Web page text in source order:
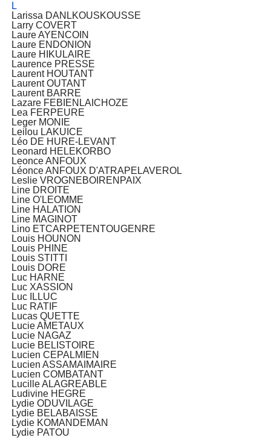
L
Larissa DANLKOUSKOUSSE
Larry COVERT
Laure AYENCOIN
Laure ENDONION
Laure HIKULAIRE
Laurence PRESSE
Laurent HOUTANT
Laurent OUTANT
Laurent BARRE
Lazare FEBIENLAICHOZE
Lea FERPEURE
Leger MONIE
Leilou LAKUICE
Léo DE HURE-LEVANT
Leonard HELEKORBO
Leonce ANFOUX
Léonce ANFOUX D'ATRAPELAVEROL
Leslie VROGNEBOIRENPAIX
Line DROITE
Line O'LEOMME
Line HALATION
Line MAGINOT
Lino ETCARPETENTOUGENRE
Louis HOUNON
Louis PHINE
Louis STITTI
Louis DORE
Luc HARNE
Luc XASSION
Luc ILLUC
Luc RATIF
Lucas QUETTE
Lucie AMETAUX
Lucie NAGAZ
Lucie BELISTOIRE
Lucien CEPALMIEN
Lucien ASSAMAIMAIRE
Lucien COMBATANT
Lucille ALAGREABLE
Ludivine HEGRE
Lydie ODUVILAGE
Lydie BELABAISSE
Lydie KOMANDEMAN
Lydie PATOU